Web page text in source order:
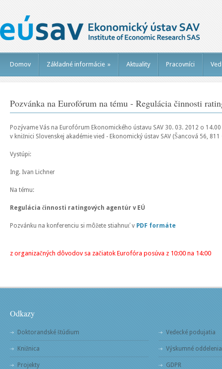
Domov Základné informácie » Aktuality Pracovníci
Pozvánka na Eurofórum na tému - Regulácia činnosti
Pozývame Vás na Eurofórum Ekonomického ústavu SAV 30. 03. 2012 o
v knižnici Slovenskej akadémie vied - Ekonomický ústav SAV (Šancová 56,
Vystúpi:
Ing. Ivan Lichner
Na tému:
Regulácia činnosti ratingových agentúr v EÚ
Pozvánku na konferenciu si môžete stiahnuť v PDF formáte
z organizačných dôvodov sa začiatok Eurofóra posúva z 10:00 na 14:00
Odkazy
Doktorandské štúdium
Knižnica
Projekty
Vedecké podujatia
Výskumné oddelenia
GDPR